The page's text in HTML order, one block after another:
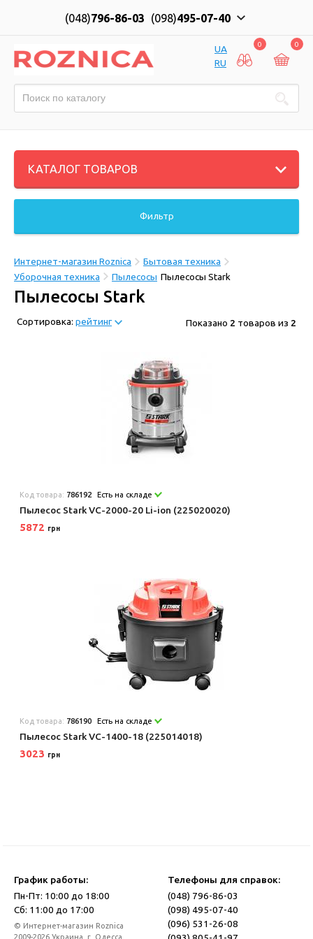
(048)796-86-03 (098)495-07-40
UA
RU
0 0
КАТАЛОГ ТОВАРОВ
Фильтр
Интернет-магазин Roznica
Бытовая техника
Уборочная техника
Пылесосы Пылесосы Stark
Пылесосы Stark
Сортировка: рейтинг Показано 2 товаров из 2
Код товара: 786192 Есть на складе
Пылесос Stark VC-2000-20 Li-ion (225020020)
5872 грн
Код товара: 786190 Есть на складе
Пылесос Stark VC-1400-18 (225014018)
3023 грн
График работы:
Пн-Пт: 10:00 до 18:00
Сб: 11:00 до 17:00
© Интернет-магазин Roznica
2009-2026 Украина, г. Одесса
Телефоны для справок:
(048) 796-86-03
(098) 495-07-40
(096) 531-26-08